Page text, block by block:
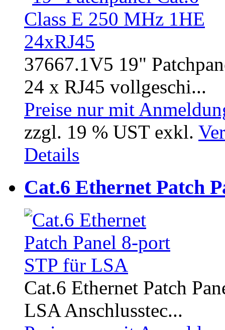
37667.1V5 19"
24 x RJ45 vollgeschi...
Preise nur mit
zzgl. 19 % UST exkl.
Details
Cat.6 Ethernet Patch
Cat.6 Ethernet Patch
LSA Anschlusstec...